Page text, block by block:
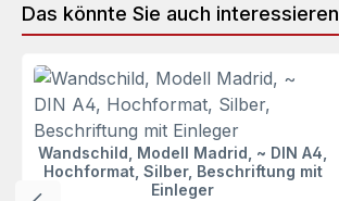
Das könnte Sie auch interessieren
Produktgalerie überspringen
Wandschild, Modell Madrid, ~ DIN A4,
Hochformat, Silber, Beschriftung mit
Einleger